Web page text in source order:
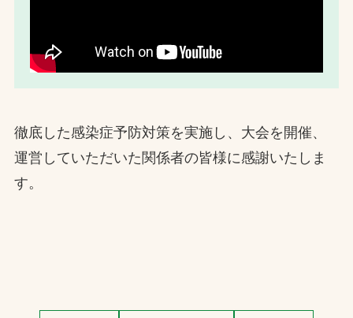
徹底した感染症予防対策を実施し、大会を開催、
運営していただいた関係者の皆様に感謝いたしま
す。